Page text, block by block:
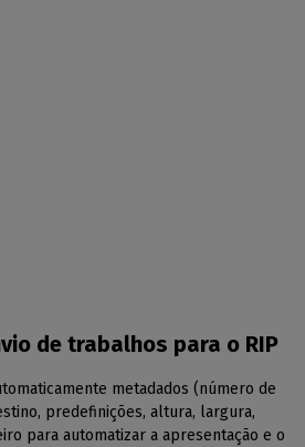
de trabalhos para o RIP
metadados (número de
predefinições, altura, largura,
para automatizar a apresentação e o